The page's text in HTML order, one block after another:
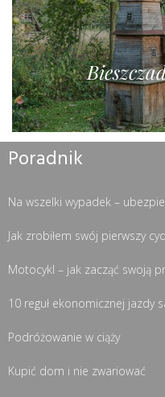
Poradnik
Na wszelki wypadek –
Jak zrobiłem swój pierwszy
Motocykl – jak zacząć swoją
10 reguł ekonomicznej jazdy
Podróżowanie w ciąży
Kupić dom i nie zwariować